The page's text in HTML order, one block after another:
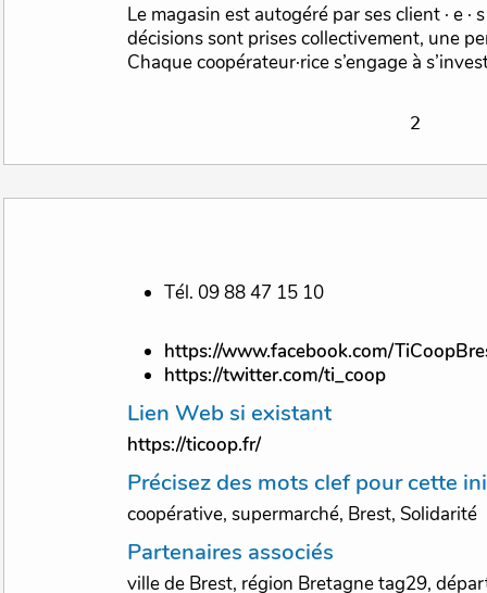
Le magasin est autogéré par ses client · e ·
décisions sont prises collectivement, une
Chaque coopérateur·rice s’engage à
Tél. 09 88 47 15 10
https://www.facebook.com/
https://twitter.com/ti_coop
Lien Web si existant
https://ticoop.fr/
Précisez des mots clef pour cette
coopérative, supermarché, Brest, Solidarité
Partenaires associés
ville de Brest, région Bretagne tag29,